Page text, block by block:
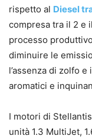
rispetto al Diesel
compresa tra il 2 e
processo
diminuire le
l’assenza di zolfo
aromatici e
I motori di
unità 1.3 MultiJet,